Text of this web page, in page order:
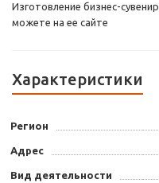
Изготовление бизнес-
можете на ее сайте
Характеристики
Регион
Адрес
Вид деятельности